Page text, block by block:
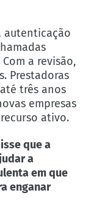
autenticação
a revisão,
Prestadoras
três anos
empresas
ativo.
que a
a
em que
enganar